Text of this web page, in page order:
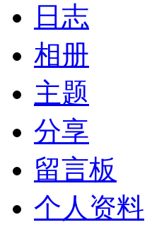
日志
相册
主题
分享
留言板
个人资料